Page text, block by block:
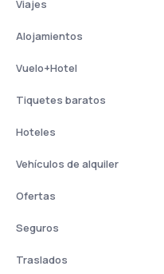
Viajes
Alojamientos
Vuelo+Hotel
Tiquetes baratos
Hoteles
Vehículos de alquiler
Ofertas
Seguros
Traslados